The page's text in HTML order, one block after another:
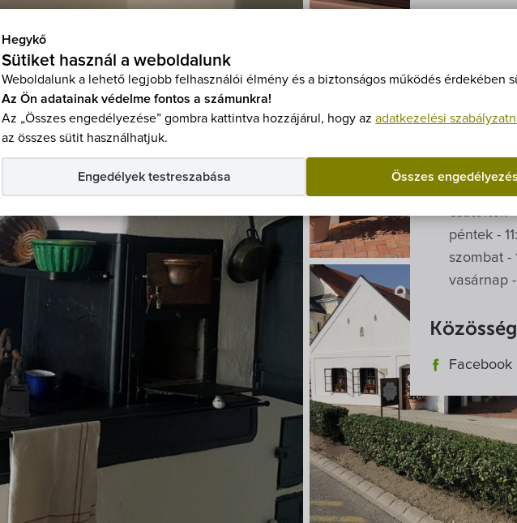
Hegykő
Sütiket használ a weboldalunk
Weboldalunk a lehető legjobb felhasználói élmény és a biztonságos működés érdekében
Az Ön adatainak védelme fontos a számunkra!
Az „Összes engedélyezése” gombra kattintva hozzájárul, hogy az adatkezelési
az összes sütit használhatjuk.
Összes
Engedélyek testreszabása
http://
Nyitva
Május 01.
csütörtök -
péntek -
szombat -
vasárnap -
Facebook